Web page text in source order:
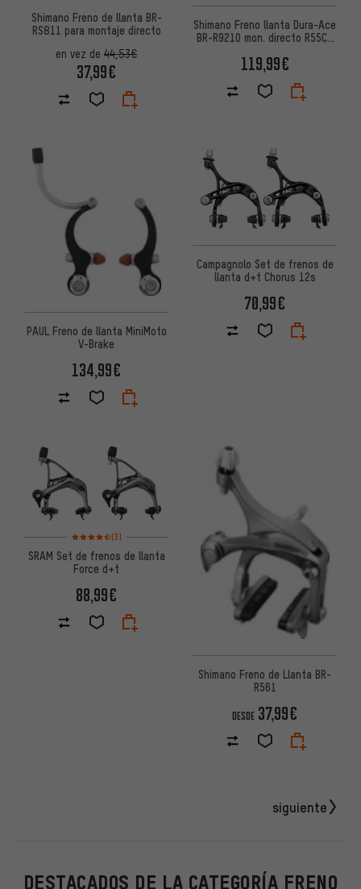
Shimano Freno de llanta BR-
RS811 para montaje directo
en vez de 44,53€
37,99€
Shimano Freno llanta Dura-Ace
BR-R9210 mon. directo R55C4
119,99€
PAUL Freno de llanta MiniMoto
V-Brake
134,99€
Campagnolo Set de frenos de
llanta d+t Chorus 12s
70,99€
Valoración media: 4,5 de 5 basada en 3 reseñas
(3)
SRAM Set de frenos de llanta
Force d+t
88,99€
Shimano Freno de Llanta BR-
R561
DESDE 37,99€
siguiente
DESTACADOS DE LA CATEGORÍA FRENO